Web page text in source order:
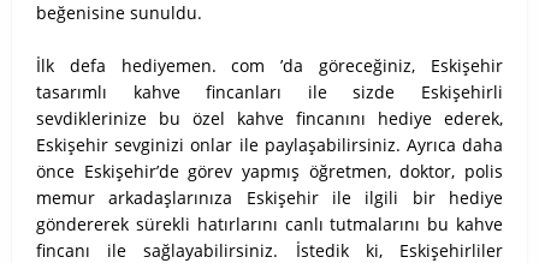
beğenisine sunuldu.
İlk defa hediyemen. com ’da göreceğiniz, Eskişehir
tasarımlı kahve fincanları ile sizde Eskişehirli
sevdiklerinize bu özel kahve fincanını hediye ederek,
Eskişehir sevginizi onlar ile paylaşabilirsiniz. Ayrıca daha
önce Eskişehir’de görev yapmış öğretmen, doktor, polis
memur arkadaşlarınıza Eskişehir ile ilgili bir hediye
göndererek sürekli hatırlarını canlı tutmalarını bu kahve
fincanı ile sağlayabilirsiniz. İstedik ki, Eskişehirliler